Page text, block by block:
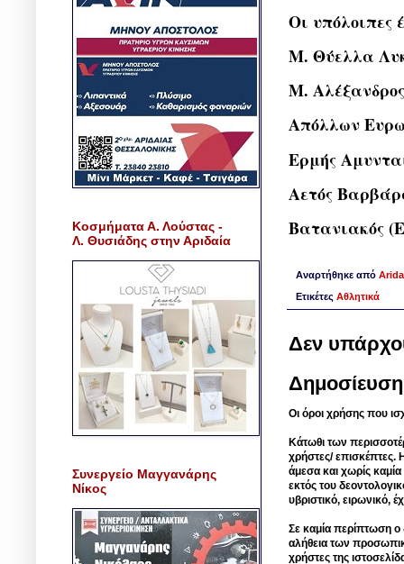
Οι υπόλοιπες
Μ. Θύελλα
Μ.
Απόλλων
Ερμής
Αετός
Βατανιακός
Αναρτήθηκε από
Ετικέτες Αθλητικά
Δεν
Οι όροι χρήσης που
Κάτωθι των
χρήστες/ επισκέπτες.
άμεσα και χωρίς
εκτός του
υβριστικό, ειρωνικό,
Σε καμία περίπτωση ο
αλήθεια των
χρήστες της
Κοσμήματα Α. Λούστας -
Λ. Θυσιάδης στην Αριδαία
Συνεργείο Μαγγανάρης
Νίκος